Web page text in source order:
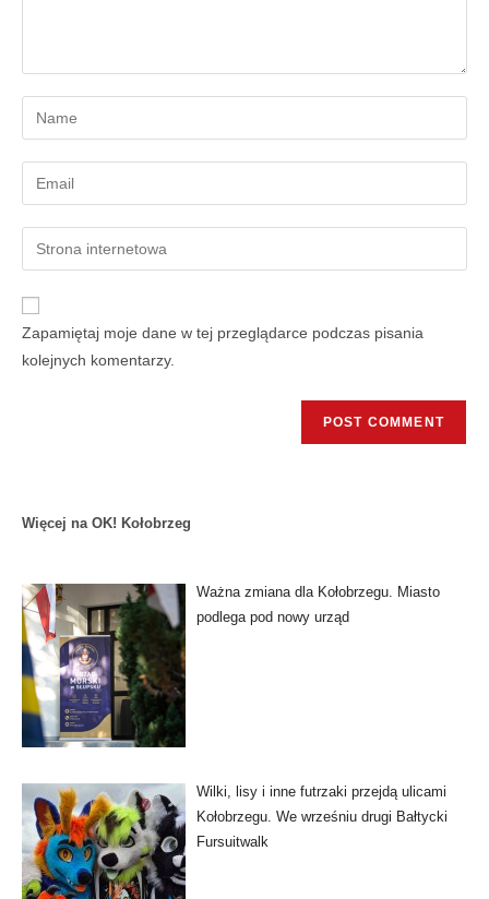
Zapamiętaj moje dane w tej przeglądarce podczas pisania
kolejnych komentarzy.
Więcej na OK! Kołobrzeg
Ważna zmiana dla Kołobrzegu. Miasto
podlega pod nowy urząd
Wilki, lisy i inne futrzaki przejdą ulicami
Kołobrzegu. We wrześniu drugi Bałtycki
Fursuitwalk